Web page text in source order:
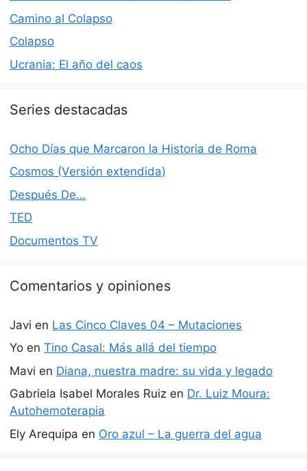
Camino al Colapso
Colapso
Ucrania: El año del caos
Series destacadas
Ocho Días que Marcaron la Historia de Roma
Cosmos (Versión extendida)
Después De…
TED
Documentos TV
Comentarios y opiniones
Javi en Las Cinco Claves 04 – Mutaciones
Yo en Tino Casal: Más allá del tiempo
Mavi en Diana, nuestra madre: su vida y legado
Gabriela Isabel Morales Ruiz en Dr. Luiz Moura:
Autohemoterapia
Ely Arequipa en Oro azul – La guerra del agua